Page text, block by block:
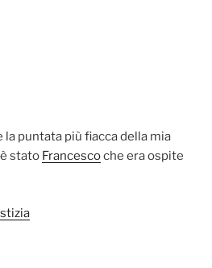
la puntata più fiacca della mia
stato Francescoche era ospite